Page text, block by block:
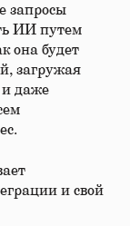
запросы
ИИ путем
она будет
загружая
и даже
и свой